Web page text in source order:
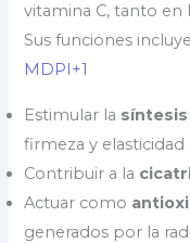
vitamina C, tanto en
Sus funciones
MDPI+1
Estimular la
firmeza y elasticidad
Contribuir a la
Actuar como
generados por la